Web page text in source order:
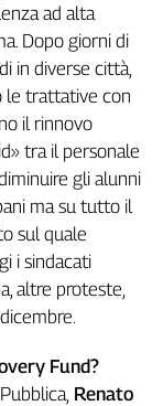
ad alta
Dopo giorni di
in diverse città,
le trattative con
il rinnovo
tra il personale
gli alunni
ma su tutto il
sul quale
i sindacati
altre proteste,
Fund?
Renato